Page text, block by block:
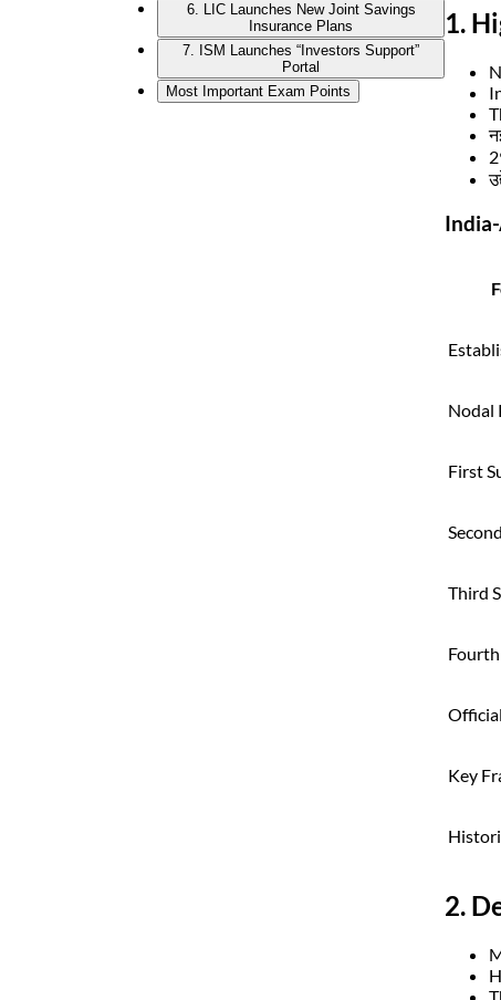
6. LIC Launches New Joint Savings
Insurance Plans
7. ISM Launches “Investors Support”
Portal
Most Important Exam Points
1.
Nodal
First
Third
Key
2.